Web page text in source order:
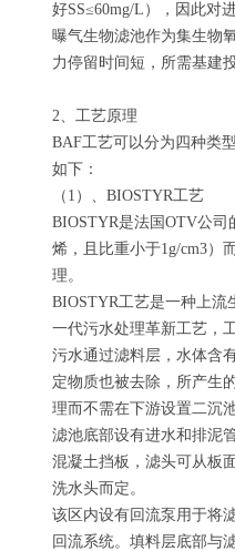
好SS≤60mg/L），因此对
曝气生物滤池作为集生物
力停留时间短，所需基建
2、工艺原理
BAF工艺可以分为四种类
如下：
（1）、BIOSTYR工艺
BIOSTYR是法国OTV公
烯，且比重小于1g/cm3）
理。
BIOSTYR工艺是一种上
一代污水处理革新工艺，
污水通过滤料层，水体含
定物质也被去除，所产生
理而不需在下游设置二沉
滤池底部设有进水和排泥
混凝土挡板，滤头可从板
洗水头而定。
该区内设有回流泵用于将
回流系统。填料层底部与